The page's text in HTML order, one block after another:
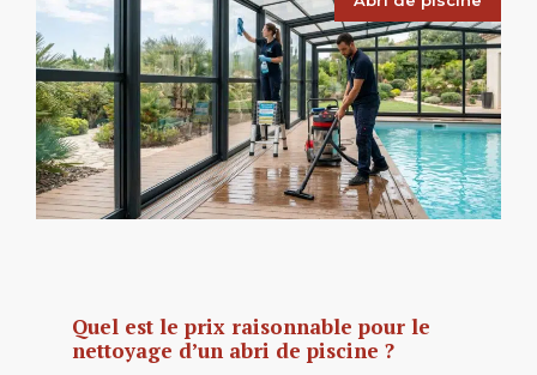
Quel est le prix raisonnable pour le
nettoyage d’un abri de piscine ?